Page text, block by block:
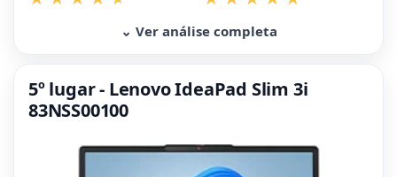
⌄ Ver análise completa
5º lugar - Lenovo IdeaPad Slim 3i
83NSS00100